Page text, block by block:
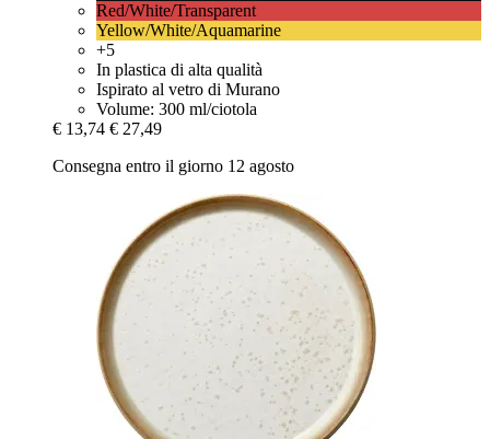
Red/White/Transparent
Yellow/White/Aquamarine
+5
In plastica di alta qualità
Ispirato al vetro di Murano
Volume: 300 ml/ciotola
€ 13,74 € 27,49
Consegna entro il giorno 12 agosto